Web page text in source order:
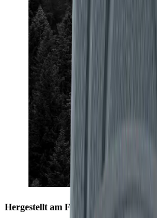
Hergestellt am Fuße des Schwarzwalds